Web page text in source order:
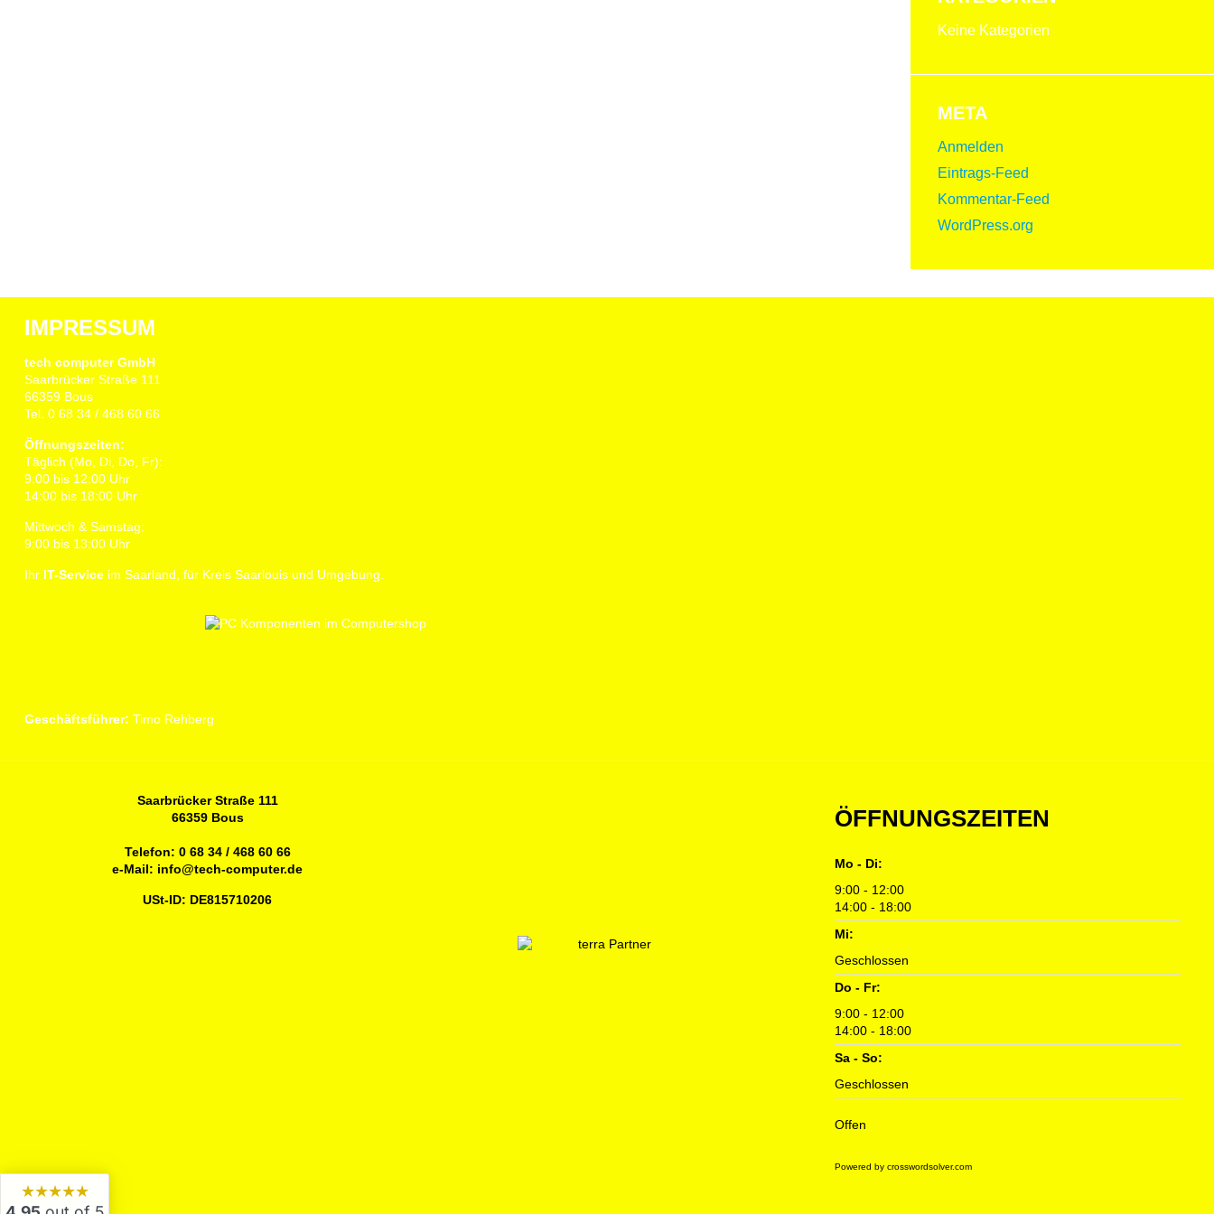
Keine Kategorien
META
Anmelden
Eintrags-Feed
Kommentar-Feed
WordPress.org
IMPRESSUM
tech computer GmbH
Saarbrücker Straße 111
66359 Bous
Tel. 0 68 34 / 468 60 66
Öffnungszeiten:
Täglich (Mo, Di, Do, Fr):
9:00 bis 12:00 Uhr
14:00 bis 18:00 Uhr
Mittwoch & Samstag:
9:00 bis 13:00 Uhr
Ihr IT-Serviceim Saarland, für Kreis Saarlouis und Umgebung.
Geschäftsführer: Timo Rehberg
Saarbrücker Straße 111
66359 Bous
Telefon: 0 68 34 / 468 60 66
e-Mail: info@tech-computer.de
USt-ID: DE815710206
ÖFFNUNGSZEITEN
Mo - Di:
9:00 - 12:00
14:00 - 18:00
Mi:
Geschlossen
Do - Fr:
9:00 - 12:00
14:00 - 18:00
Sa - So:
Geschlossen
Offen
Powered by crosswordsolver.com
★★★★★